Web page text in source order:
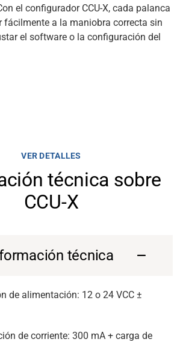
el configurador CCU-X, cada palanca
fácilmente a la maniobra correcta sin
el software o la configuración del
VER DETALLES
técnica sobre
CCU-X
técnica
de alimentación: 12 o 24 VCC ±
de corriente: 300 mA + carga de